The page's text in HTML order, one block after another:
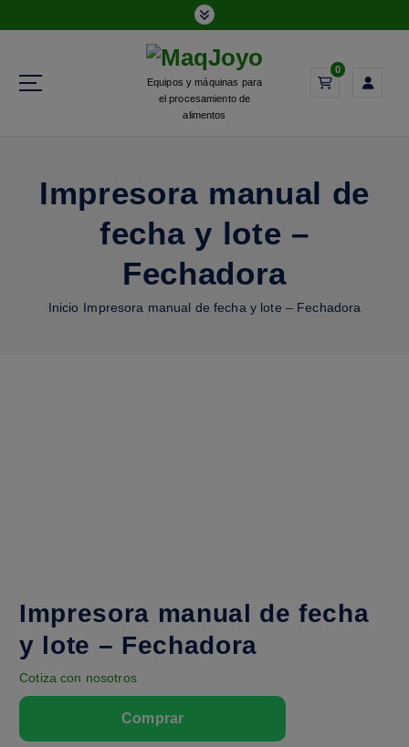
Equipos y máquinas para
el procesamiento de
alimentos
0
Impresora manual de
fecha y lote –
Fechadora
Inicio Impresora manual de fecha y lote – Fechadora
Impresora manual de fecha
y lote – Fechadora
Cotiza con nosotros